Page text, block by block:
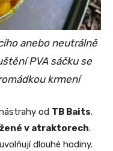
anebo neutrálně
PVA sáčku se
krmení
od TB Baits.
v atraktorech.
dlouhé hodiny.